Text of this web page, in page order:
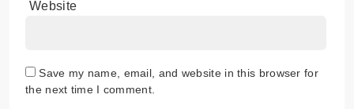
Website
Save my name, email, and website in this browser for
the next time I comment.